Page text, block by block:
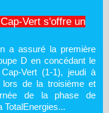
Vert s'offre un
a assuré la première
D en concédant le
Vert (1-1), jeudi à
lors de la troisième et
de la phase de
TotalEnergies...